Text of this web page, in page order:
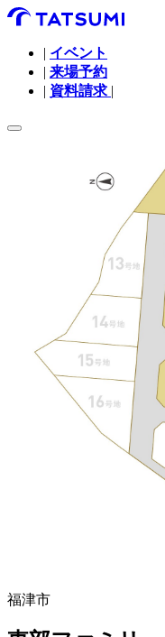
| イベント
| 来場予約
| 資料請求 |
福津市